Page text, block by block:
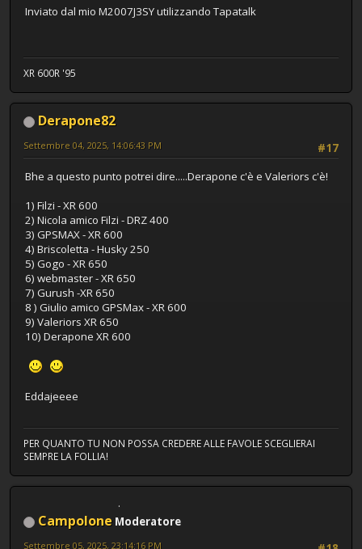
Inviato dal mio M2007J3SY utilizzando Tapatalk
XR 600R '95
Derapone82
#17
Settembre 04, 2025, 14:06:43 PM
Bhe a questo punto potrei dire.....Derapone c'è e Valeriors c'è!
1) Filzi - XR 600
2) Nicola amico Filzi - DRZ 400
3) GPSMAX - XR 600
4) Briscoletta - Husky 250
5) Gogo - XR 650
6) webmaster - XR 650
7) Gurush -XR 650
8 ) Giulio amico GPSMax - XR 600
9) Valeriors XR 650
10) Derapone XR 600
Eddajeeee
PER QUANTO TU NON POSSA CREDERE ALLE FAVOLE SCEGLIERAI
SEMPRE LA FOLLIA!
Campolone Moderatore
Settembre 05, 2025, 23:14:16 PM